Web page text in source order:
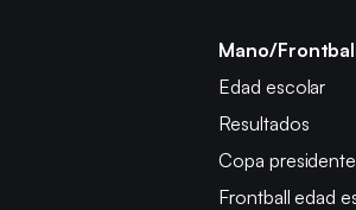
Mano/
Edad escolar
Resultados
Copa presidente
Frontball edad